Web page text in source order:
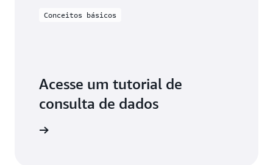
Conceitos básicos
Acesse um tutorial de
consulta de dados